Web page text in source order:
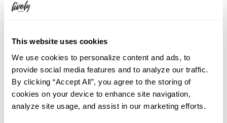
This website uses cookies
We use cookies to personalize content and ads, to
provide social media features and to analyze our traffic.
By clicking “Accept All”, you agree to the storing of
cookies on your device to enhance site navigation,
analyze site usage, and assist in our marketing efforts.